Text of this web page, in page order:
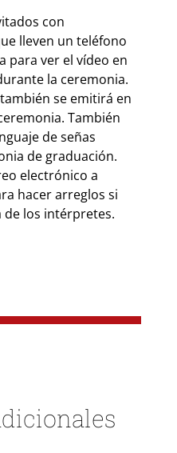
con
lleven un teléfono
para ver el vídeo en
la ceremonia.
se emitirá en
También
de señas
de graduación.
electrónico a
hacer arreglos si
de los intérpretes.